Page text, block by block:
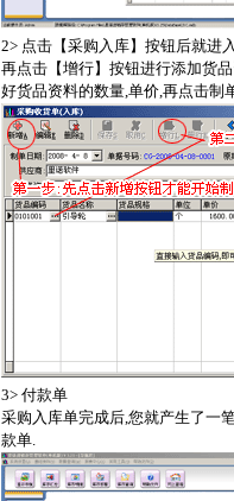
2> 点击【采购入库】按钮后就进
再点击【增行】按钮进行添加货
好货品资料的数量,单价,再点击制
3> 付款单
采购入库单完成后,您就产生了一
款单.